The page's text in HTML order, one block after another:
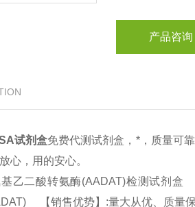
产品咨询
试剂盒免费代测试剂盒，*，质量可
心，用的安心。
二酸转氨酶(AADAT)检测试剂盒
【销售优势】:量大从优、质